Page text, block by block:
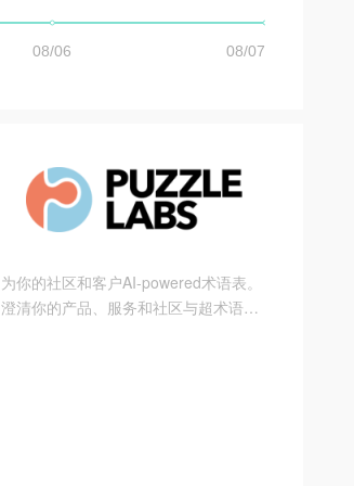
为你的社区和客户AI-powered术语表。
澄清你的产品、服务和社区与超术语